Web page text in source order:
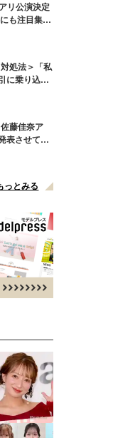
リ公演決定
も注目集ま
処法＞「私
に乗り込ん
藤佳奈ア
表させてい
っとみる